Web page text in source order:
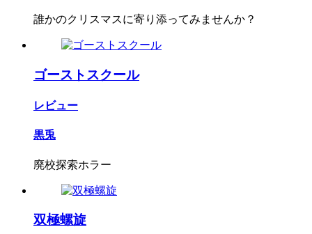
誰かのクリスマスに寄り添ってみませんか？
ゴーストスクール
レビュー
黒兎
廃校探索ホラー
双極螺旋